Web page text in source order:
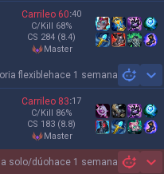
Carrileo 60:40
C/Kill 68%
CS 284 (8.4)
master
flexiblehace 1 semana
Carrileo 83:17
C/Kill 86%
CS 183 (8.8)
master
solo/dúohace 1 semana